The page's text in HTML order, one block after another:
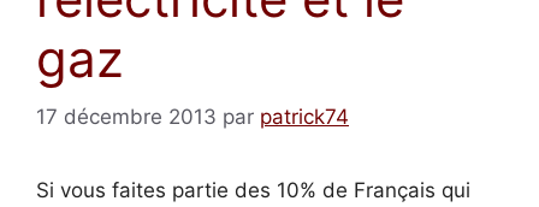
gaz
17 décembre 2013 par patrick74
Si vous faites partie des 10% de Français qui